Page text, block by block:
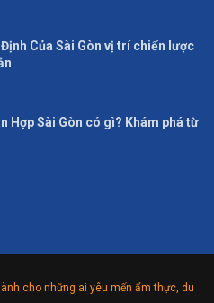
Của Sài Gòn vị trí chiến lược
Hợp Sài Gòn có gì? Khám phá từ
cho những ai yêu mến ẩm thực, du